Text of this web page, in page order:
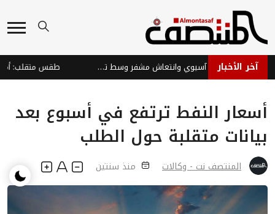
آخر الأخبار الأسواق العالمية: تباين آسيوي وانتعاش مشفر وسط تحديات
أسعار النفط ترتفع في أسبوع بعد
بيانات متقلبة حول الطلب
المنتصف نت - وكالات منذ سنتين